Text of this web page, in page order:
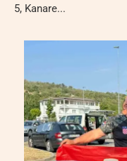
5, Kanare...